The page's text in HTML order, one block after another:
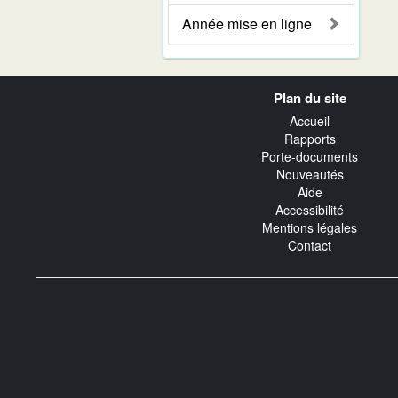
Année mise en ligne
Plan du site
Accueil
Rapports
Porte-documents
Nouveautés
Aide
Accessibilité
Mentions légales
Contact